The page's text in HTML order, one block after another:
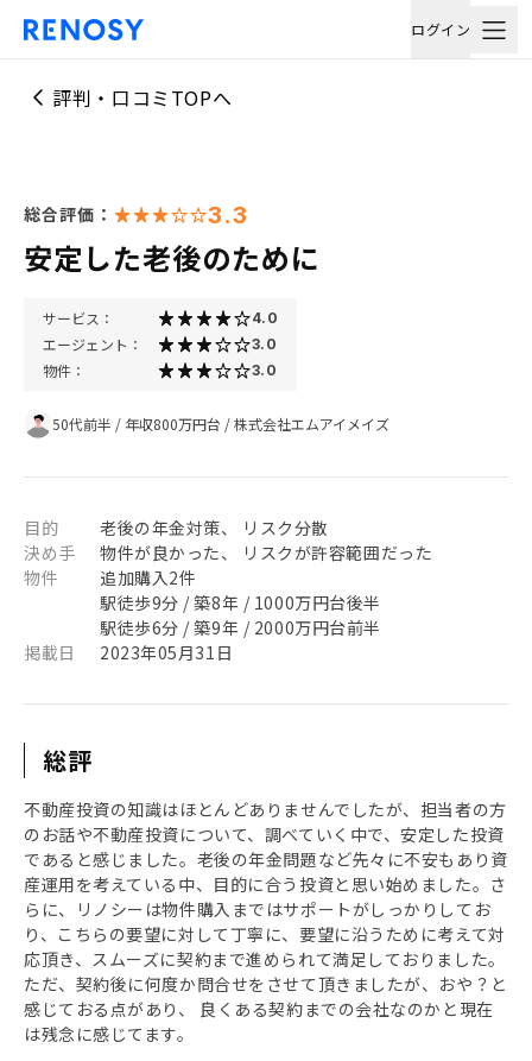
ログイン
評判・口コミTOPへ
総合評価： 3.3
安定した老後のために
サービス： 4.0
エージェント： 3.0
物件： 3.0
50代前半 / 年収800万円台 /株式会社エムアイメイズ
目的
老後の年金対策、 リスク分散
決め手
物件が良かった、 リスクが許容範囲だった
物件
追加購入2件
駅徒歩9分 / 築8年 / 1000万円台後半
駅徒歩6分 / 築9年 / 2000万円台前半
掲載日
2023年05月31日
総評
不動産投資の知識はほとんどありませんでしたが、担当者の方
のお話や不動産投資について、調べていく中で、安定した投資
であると感じました。老後の年金問題など先々に不安もあり資
産運用を考えている中、目的に合う投資と思い始めました。さ
らに、リノシーは物件購入まではサポートがしっかりしてお
り、こちらの要望に対して丁寧に、要望に沿うために考えて対
応頂き、スムーズに契約まで進められて満足しておりました。
ただ、契約後に何度か問合せをさせて頂きましたが、おや？と
感じておる点があり、 良くある契約までの会社なのかと現在
は残念に感じてます。